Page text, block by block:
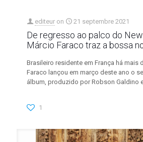
editeur on 21 septembre 2021
De regresso ao palco do
Márcio Faraco traz a bossa
Brasileiro residente em França há mais
Faraco lançou em março deste ano o
álbum, produzido por Robson Galdino
1